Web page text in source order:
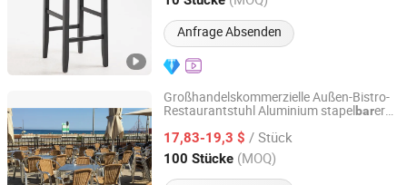
Anfrage Absenden
Großhandelskommerzielle Außen-Bistro-
Restaurantstuhl Aluminium stapelbarer
17,83-19,3 $ / Stück
100 Stücke (MOQ)
De Zheng Technology Co., Ltd.
Guangdong, China Seit 2021